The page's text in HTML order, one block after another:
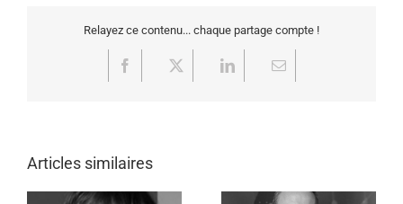
Relayez ce contenu... chaque partage compte !
Facebook LinkedInEmail
Articles similaires